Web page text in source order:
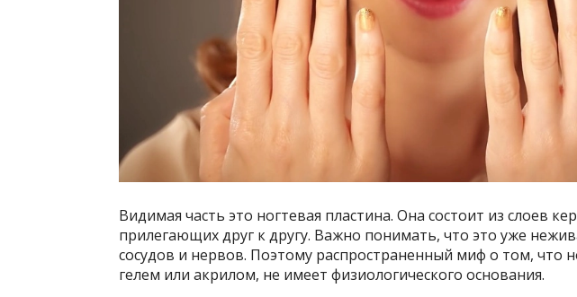
Видимая часть это ногтевая пластина. Она состоит из слоев
прилегающих друг к другу. Важно понимать, что это уже
сосудов и нервов. Поэтому распространенный миф о том, что
гелем или акрилом, не имеет физиологического основания.